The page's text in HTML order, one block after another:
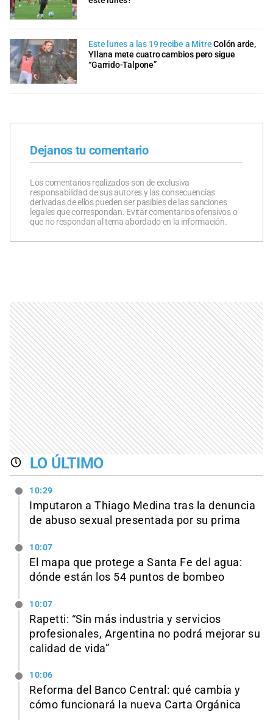
Este lunes a las 19 recibe a MitreColón arde,
Yllana mete cuatro cambios pero sigue
“Garrido-Talpone”
Dejanos tu comentario
Los comentarios realizados son de exclusiva
responsabilidad de sus autores y las consecuencias
derivadas de ellos pueden ser pasibles de las sanciones
legales que correspondan. Evitar comentarios ofensivos o
que no respondan al tema abordado en la información.
LO ÚLTIMO
10:29
Imputaron a Thiago Medina tras la denuncia
de abuso sexual presentada por su prima
10:07
El mapa que protege a Santa Fe del agua:
dónde están los 54 puntos de bombeo
10:07
Rapetti: “Sin más industria y servicios
profesionales, Argentina no podrá mejorar su
calidad de vida”
10:06
Reforma del Banco Central: qué cambia y
cómo funcionará la nueva Carta Orgánica